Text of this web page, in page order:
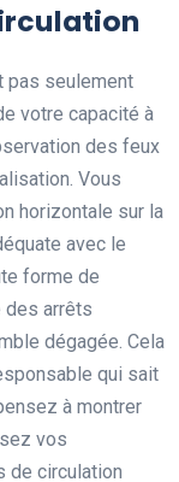
pas seulement
votre capacité à
des feux
Vous
horizontale sur la
avec le
forme de
des arrêts
dégagée. Cela
qui sait
à montrer
vos
de circulation